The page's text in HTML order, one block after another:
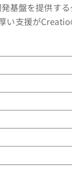
盤を提供する
支援が